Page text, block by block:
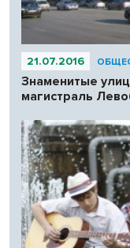
21.07.2016
Знаменитые
магистраль